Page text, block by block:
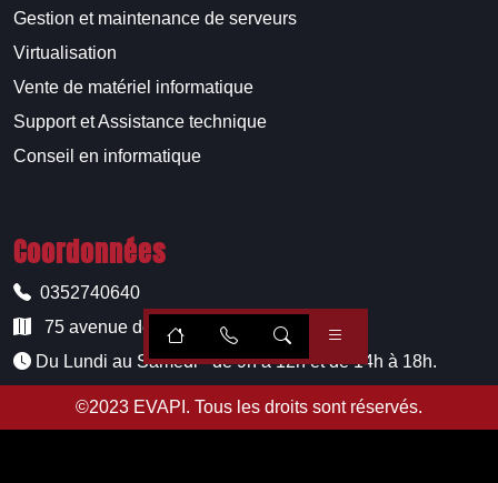
Gestion et maintenance de serveurs
Virtualisation
Vente de matériel informatique
Support et Assistance technique
Conseil en informatique
Coordonnées
0352740640
75 avenue de Paris, 51100 Reims
Du Lundi au Samedi - de 9h à 12h et de 14h à 18h.
©2023 EVAPI . Tous les droits sont réservés.